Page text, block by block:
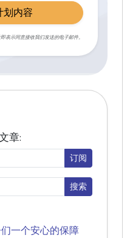
划内容
表示同意接收我们发送的电子邮件。
章:
一个安心的保障